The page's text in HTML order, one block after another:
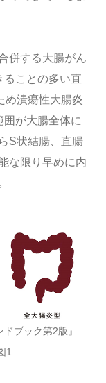
併する大腸がん
ることの多い直
め潰瘍性大腸炎
が大腸全体に
S状結腸、直腸
な限り早めに内
ブック第2版』
1